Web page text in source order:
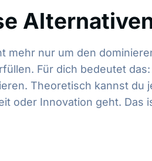
mehr nur um den
Für dich bedeutet
Theoretisch kannst du
oder Innovation geht. Das